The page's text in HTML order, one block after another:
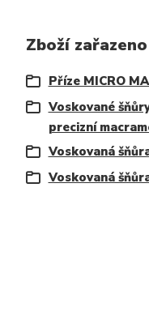
Zboží
Příze MICRO
Voskované
precizní
Voskovaná
Voskovaná